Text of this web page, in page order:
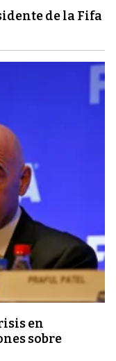
de la Fifa
en
sobre